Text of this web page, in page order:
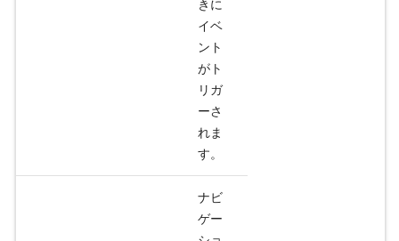
きに
イベ
ント
がト
リガ
ーさ
れま
す。
ナビ
ゲー